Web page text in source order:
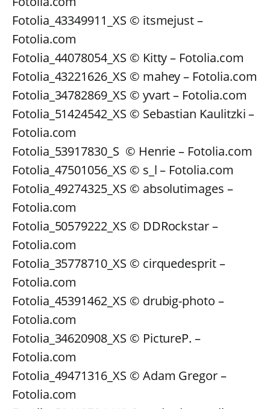
Fotolia_43349911_XS © itsmejust –
Fotolia.com
Fotolia_44078054_XS © Kitty – Fotolia.com
Fotolia_43221626_XS © mahey – Fotolia.com
Fotolia_34782869_XS © yvart – Fotolia.com
Fotolia_51424542_XS © Sebastian Kaulitzki –
Fotolia.com
Fotolia_53917830_S © Henrie – Fotolia.com
Fotolia_47501056_XS © s_l – Fotolia.com
Fotolia_49274325_XS © absolutimages –
Fotolia.com
Fotolia_50579222_XS © DDRockstar –
Fotolia.com
Fotolia_35778710_XS © cirquedesprit –
Fotolia.com
Fotolia_45391462_XS © drubig-photo –
Fotolia.com
Fotolia_34620908_XS © PictureP. –
Fotolia.com
Fotolia_49471316_XS © Adam Gregor –
Fotolia.com